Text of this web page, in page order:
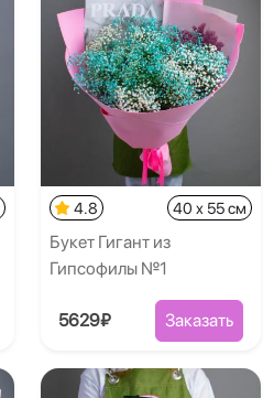
4.8 40 x 55 см
Букет Гигант из
Гипсофилы №1
5629₽ Заказать